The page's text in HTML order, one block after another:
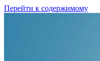
Перейти к содержимому